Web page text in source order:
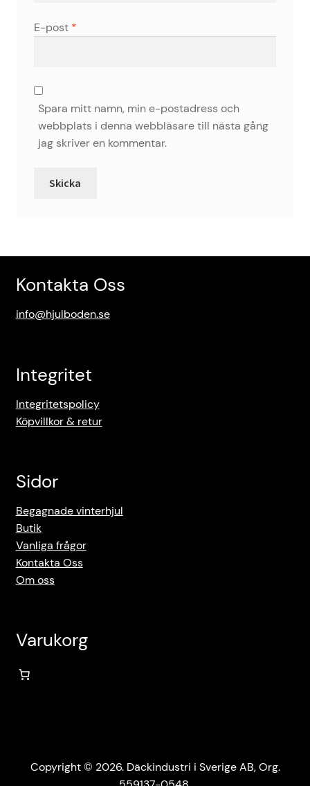
E-post *
Spara mitt namn, min e-postadress och
webbplats i denna webbläsare till nästa gång
jag skriver en kommentar.
Kontakta Oss
info@hjulboden.se
Integritet
Integritetspolicy
Köpvillkor & retur
Sidor
Begagnade vinterhjul
Butik
Vanliga frågor
Kontakta Oss
Om oss
Varukorg
Copyright © 2026. Däckindustri i Sverige AB, Org.